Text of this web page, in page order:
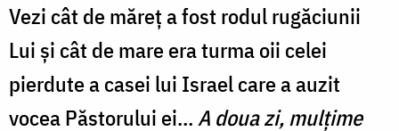
Vezi cât de măreţ a fost rodul rugăciunii
Lui şi cât de mare era turma oii celei
pierdute a casei lui Israel care a auzit
vocea Păstorului ei…A doua zi, mulţime